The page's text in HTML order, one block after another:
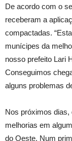
De acordo com o
receberam a
compactadas.
munícipes da
nosso prefeito Lari
Conseguimos
alguns problemas
Nos próximos dias,
melhorias em
do Oeste. Num